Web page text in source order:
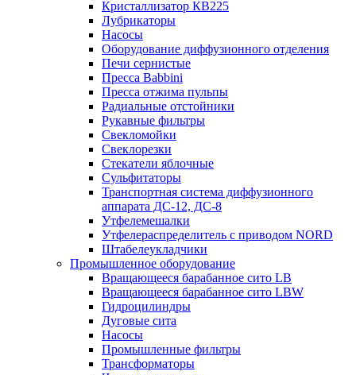
Кристаллизатор КВ225
Лубрикаторы
Насосы
Оборудование диффузионного отделения
Печи сернистые
Пресса Babbini
Пресса отжима пульпы
Радиальные отстойники
Рукавные фильтры
Свекломойки
Свеклорезки
Стекатели яблочные
Сульфитаторы
Транспортная система диффузионного
аппарата ДС-12, ДС-8
Утфелемешалки
Утфелераспределитель с приводом NORD
Штабелеукладчики
Промышленное оборудование
Вращающееся барабанное сито LB
Вращающееся барабанное сито LBW
Гидроцилиндры
Дуговые сита
Насосы
Промышленные фильтры
Трансформаторы